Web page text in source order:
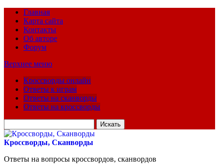
Главная
Карта сайта
Контакты
Об авторе
Форум
Верхнее меню
Кроссворды онлайн
Ответы к играм
Ответы на сканворды
Ответы на кроссворды
для:
Кроссворды, Сканворды
Ответы на вопросы кроссвордов, сканвордов